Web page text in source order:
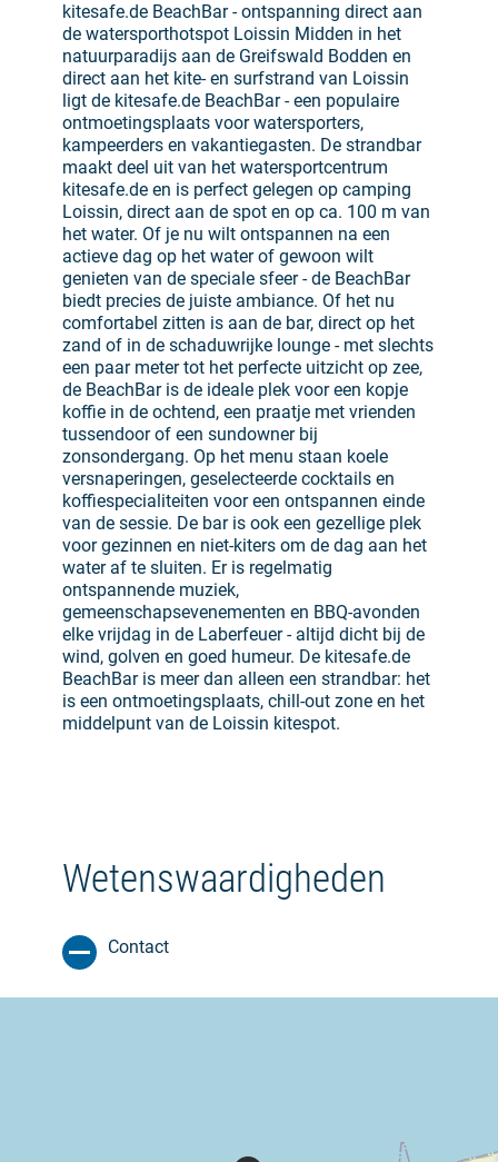
kitesafe.de BeachBar - ontspanning direct aan
de watersporthotspot Loissin Midden in het
natuurparadijs aan de Greifswald Bodden en
direct aan het kite- en surfstrand van Loissin
ligt de kitesafe.de BeachBar - een populaire
ontmoetingsplaats voor watersporters,
kampeerders en vakantiegasten. De strandbar
maakt deel uit van het watersportcentrum
kitesafe.de en is perfect gelegen op camping
Loissin, direct aan de spot en op ca. 100 m van
het water. Of je nu wilt ontspannen na een
actieve dag op het water of gewoon wilt
genieten van de speciale sfeer - de BeachBar
biedt precies de juiste ambiance. Of het nu
comfortabel zitten is aan de bar, direct op het
zand of in de schaduwrijke lounge - met slechts
een paar meter tot het perfecte uitzicht op zee,
de BeachBar is de ideale plek voor een kopje
koffie in de ochtend, een praatje met vrienden
tussendoor of een sundowner bij
zonsondergang. Op het menu staan koele
versnaperingen, geselecteerde cocktails en
koffiespecialiteiten voor een ontspannen einde
van de sessie. De bar is ook een gezellige plek
voor gezinnen en niet-kiters om de dag aan het
water af te sluiten. Er is regelmatig
ontspannende muziek,
gemeenschapsevenementen en BBQ-avonden
elke vrijdag in de Laberfeuer - altijd dicht bij de
wind, golven en goed humeur. De kitesafe.de
BeachBar is meer dan alleen een strandbar: het
is een ontmoetingsplaats, chill-out zone en het
middelpunt van de Loissin kitespot.
Wetenswaardigheden
Contact